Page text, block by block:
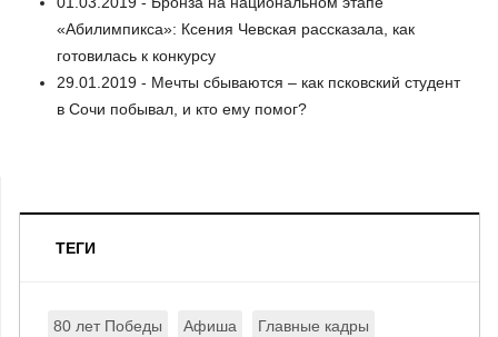
«Абилимпикса»: Ксения Чевская рассказала, как
готовилась к конкурсу
29.01.2019 - Мечты сбываются – как псковский студент
в Сочи побывал, и кто ему помог?
ТЕГИ
80 лет Победы Афиша Главные кадры